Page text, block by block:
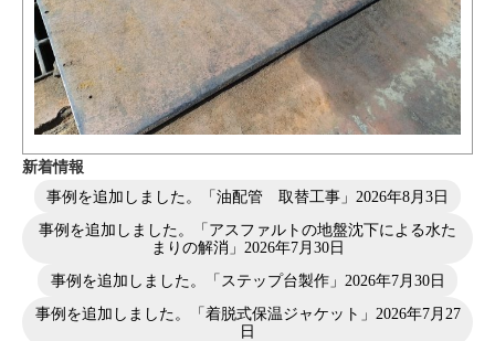
新着情報
事例を追加しました。「油配管 取替工事」 2026年8月3日
事例を追加しました。「アスファルトの地盤沈下による水た
まりの解消」 2026年7月30日
事例を追加しました。「ステップ台製作」 2026年7月30日
事例を追加しました。「着脱式保温ジャケット」 2026年7月27
日